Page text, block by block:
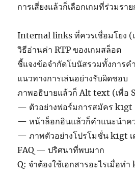
การเสี่ยงแล้วก็เลือกเกมที่ร่วมรา
Internal links ที่ควรเชื่อมโยง (
วิธีอ่านค่า RTP ของเกมสล็อต
ชี้แจงข้อจำกัดโบนัสรวมทั้งการค
แนวทางการเล่นอย่างรับผิดชอบ
ภาพอธิบายแล้วก็ Alt text (เพื่อ
— ตัวอย่างฟอร์มการสมัคร k1gt
— หน้าล็อกอินแล้วก็คำแนะนำค
— ภาพตัวอย่างโปรโมชั่น k1gt เ
FAQ — ปริศนาที่พบมาก
Q: จำต้องใช้เอกสารอะไรเมื่อท